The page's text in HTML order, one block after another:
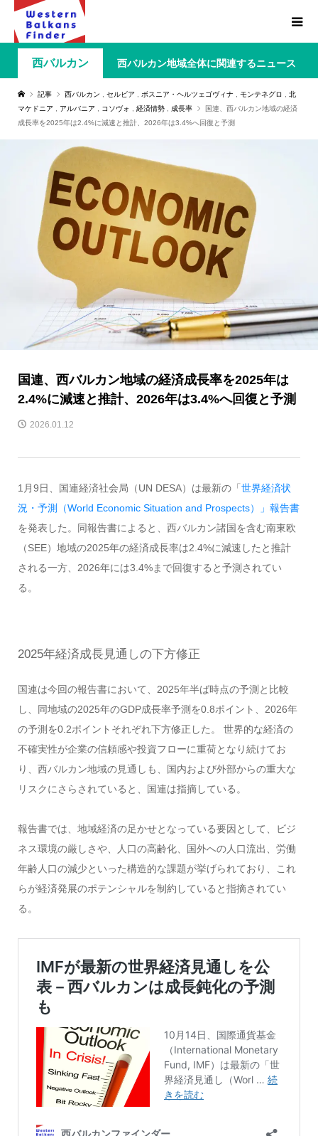
西バルカン 西バルカン地域全体に関連するニュース
記事 西バルカン セルビア ボスニア・ヘルツェゴヴィナ モンテネグロ
北
マケドニア
アルバニア コソヴォ 経済情勢 成長率
国連、西バルカン地域の経済
成長率を2025年は2.4%に減速と推計、2026年は3.4%へ回復と予測
国連、西バルカン地域の経済成長率を2025年は
2.4%に減速と推計、2026年は3.4%へ回復と予測
2026.01.12
1月9日、国連経済社会局（UN DESA）は最新の「 世界経済状
況・予測（World Economic Situation and Prospects）」報告書
を発表した。同報告書によると、西バルカン諸国を含む南東欧
（SEE）地域の2025年の経済成長率は2.4%に減速したと推計
される一方、2026年には3.4%まで回復すると予測されてい
る。
2025年経済成長見通しの下方修正
国連は今回の報告書において、2025年半ば時点の予測と比較
し、同地域の2025年のGDP成長率予測を0.8ポイント、2026年
の予測を0.2ポイントそれぞれ下方修正した。 世界的な経済の
不確実性が企業の信頼感や投資フローに重荷となり続けてお
り、西バルカン地域の見通しも、国内および外部からの重大な
リスクにさらされていると、国連は指摘している。
報告書では、地域経済の足かせとなっている要因として、ビジ
ネス環境の厳しさや、人口の高齢化、国外への人口流出、労働
年齢人口の減少といった構造的な課題が挙げられており、これ
らが経済発展のポテンシャルを制約していると指摘されてい
る。